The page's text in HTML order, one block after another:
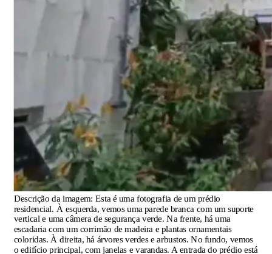
Descrição da imagem: Esta é uma fotografia de um prédio
residencial. À esquerda, vemos uma parede branca com um suporte
vertical e uma câmera de segurança verde. Na frente, há uma
escadaria com um corrimão de madeira e plantas ornamentais
coloridas. À direita, há árvores verdes e arbustos. No fundo, vemos
o edifício principal, com janelas e varandas. A entrada do prédio está